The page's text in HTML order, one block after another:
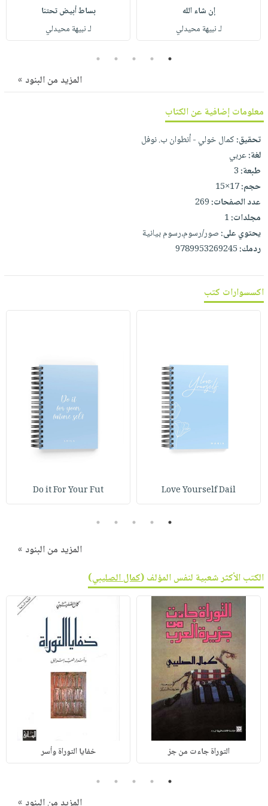
أطفال
مناسبات
فيديوهات
أسئلة
يتكرر
نيل
وفرات
كتابك
تواصل
معنا
إن شاء الله
لـ نبيهة محيدلي
بساط أبيض تحتنا
لـ نبيهة محيدلي
1
2
3
4
5
المزيد من البنود »
معلومات إضافية عن الكتاب
تحقيق:كمال خولي - أنطوان ب. نوفل
لغة:عربي
طبعة:3
حجم:17×15
عدد الصفحات:269
مجلدات:1
يحتوي على:صور/رسوم،رسوم بيانية
ردمك:9789953269245
اكسسوارات كتب
Love Yourself Dail
Do it For Your Fut
1
2
3
4
5
المزيد من البنود »
الكتب الأكثر شعبية لنفس المؤلف (كمال الصليبي)
التوراة جاءت من جز خفايا التوراة وأسر
1
2
3
4
5